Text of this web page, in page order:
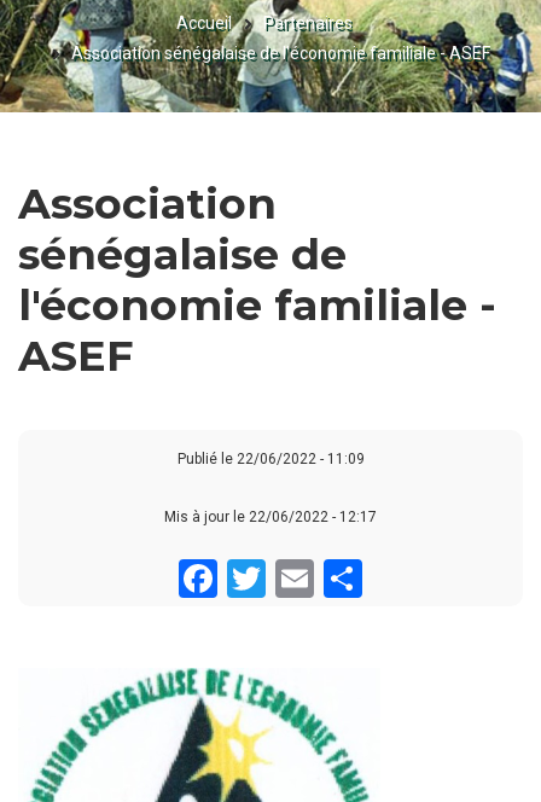
FIL
D'ARIANE
Accueil
Partenaires
Association sénégalaise de l'économie familiale - ASEF
Association
sénégalaise de
l'économie familiale -
ASEF
Publié le 22/06/2022 - 11:09
Mis à jour le 22/06/2022 - 12:17
Facebook
Twitter
Email